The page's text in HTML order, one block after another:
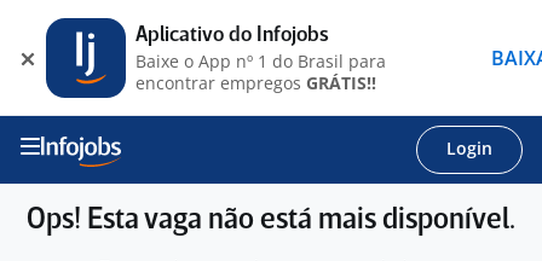
Login
Ops! Esta vaga não está mais disponível.
Aplicativo do Infojobs
Baixe o App nº 1 do Brasil para
encontrar empregos GRÁTIS!!